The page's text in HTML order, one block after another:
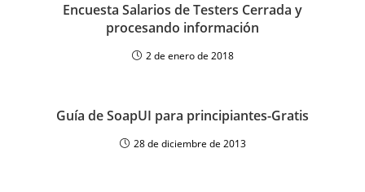
Encuesta Salarios de Testers Cerrada y
procesando información
2 de enero de 2018
Guía de SoapUI para principiantes-Gratis
28 de diciembre de 2013